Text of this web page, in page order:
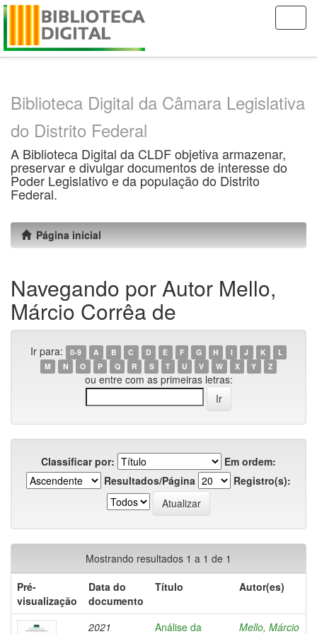
Skip
Biblioteca Digital da Câmara Legislativa
do Distrito Federal
A Biblioteca Digital da CLDF objetiva armazenar,
preservar e divulgar documentos de interesse do
Poder Legislativo e da população do Distrito
Federal.
Página inicial
Navegando por Autor Mello,
Márcio Corrêa de
Ir para: 0-9 A B C D E F G H I J K
L
M
N O P Q R S T U V W X Y Z
ou entre com as primeiras letras:
Classificar por:
Em ordem:
Resultados/Página
Registro(s):
Mostrando resultados 1 a 1 de 1
Pré-
visualização
Data do
documento
Título Autor(es)
2021 Análise da Mello, Márcio